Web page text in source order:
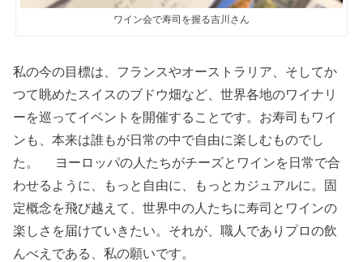
ワイン会で寿司を握る吉川さん
私の今の目標は、フランスやオーストラリア、そしてか
つて眺めたスイスのブドウ畑など、世界各地のワイナリ
ーを巡ってイベントを開催することです。お寿司もワイ
ンも、本来は誰もが日常の中で自由に楽しむものでし
た。 ヨーロッパの人たちがチーズとワインを日常で合
わせるように、もっと自由に、もっとカジュアルに。固
定概念を飛び越えて、世界中の人たちに寿司とワインの
楽しさを届けていきたい。それが、職人でありプロの飲
んべえである、私の願いです。